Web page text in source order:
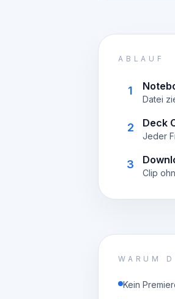
ABLAUF
1
Datei
2 Deck
Jeder
3
Clip
WARUM
Kein